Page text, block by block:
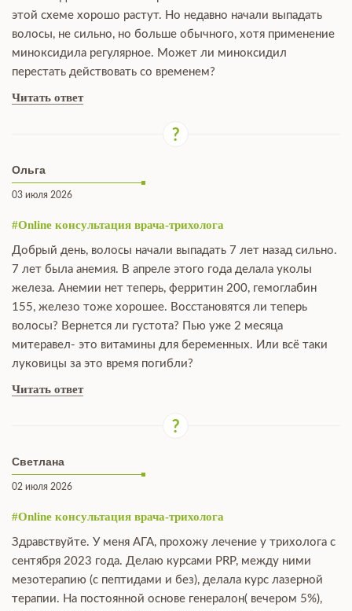
этой схеме хорошо растут. Но недавно начали выпадать
волосы, не сильно, но больше обычного, хотя применение
миноксидила регулярное. Может ли миноксидил
перестать действовать со временем?
Читать ответ
Ольга
03 июля 2026
#Online консультация врача-трихолога
Добрый день, волосы начали выпадать 7 лет назад сильно.
7 лет была анемия. В апреле этого года делала уколы
железа. Анемии нет теперь, ферритин 200, гемоглабин
155, железо тоже хорошее. Восстановятся ли теперь
волосы? Вернется ли густота? Пью уже 2 месяца
митеравел- это витамины для беременных. Или всё таки
луковицы за это время погибли?
Читать ответ
Светлана
02 июля 2026
#Online консультация врача-трихолога
Здравствуйте. У меня АГА, прохожу лечение у трихолога с
сентября 2023 года. Делаю курсами PRP, между ними
мезотерапию (с пептидами и без), делала курс лазерной
терапии. На постоянной основе генералон( вечером 5%),